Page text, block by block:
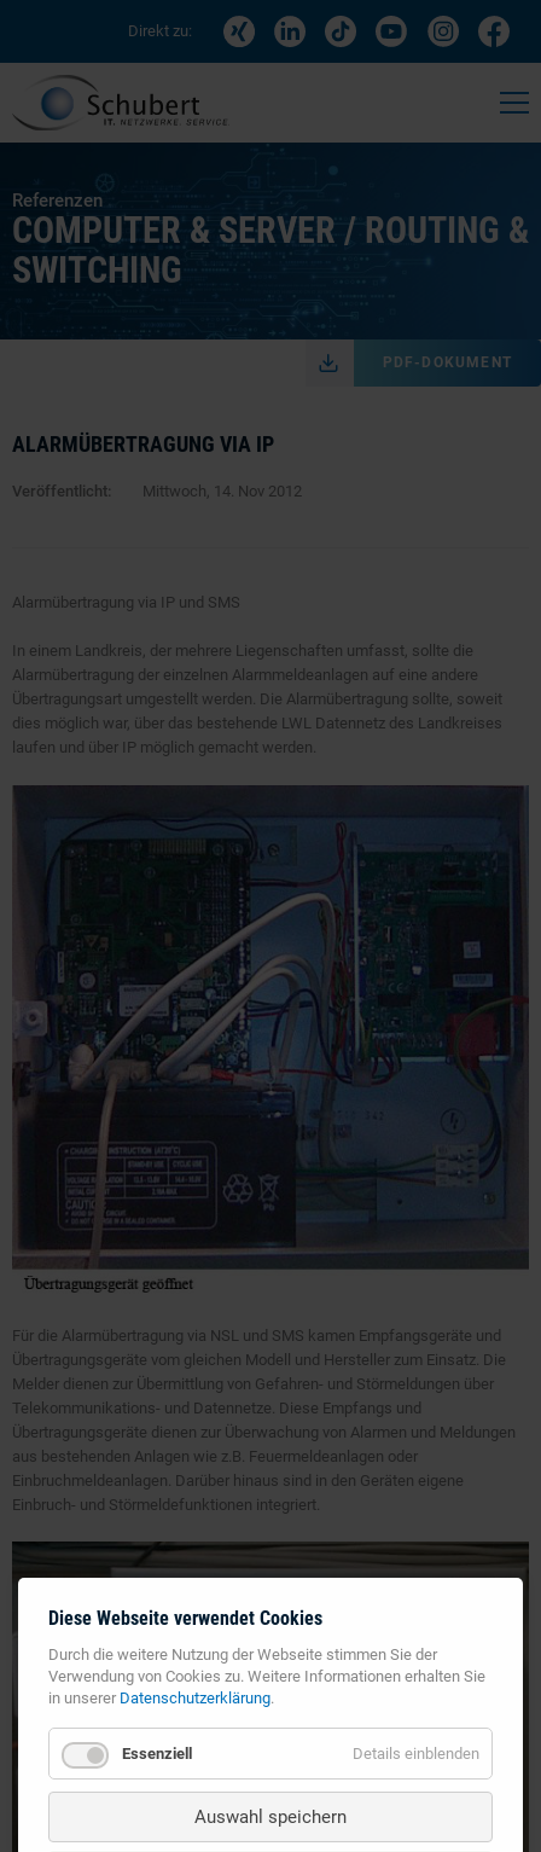
Direkt zu:
Referenzen
COMPUTER & SERVER / ROUTING &
SWITCHING
PDF-DOKUMENT
ALARMÜBERTRAGUNG VIA IP
Veröffentlicht: Mittwoch, 14. Nov 2012
Alarmübertragung via IP und SMS
In einem Landkreis, der mehrere Liegenschaften umfasst, sollte die
Alarmübertragung der einzelnen Alarmmeldeanlagen auf eine andere
Übertragungsart umgestellt werden. Die Alarmübertragung sollte, soweit
dies möglich war, über das bestehende LWL Datennetz des Landkreises
laufen und über IP möglich gemacht werden.
Für die Alarmübertragung via NSL und SMS kamen Empfangsgeräte und
Übertragungsgeräte vom gleichen Modell und Hersteller zum Einsatz. Die
Melder dienen zur Übermittlung von Gefahren- und Störmeldungen über
Telekommunikations- und Datennetze. Diese Empfangs und
Übertragungsgeräte dienen zur Überwachung von Alarmen und Meldungen
aus bestehenden Anlagen wie z.B. Feuermeldeanlagen oder
Einbruchmeldeanlagen. Darüber hinaus sind in den Geräten eigene
Einbruch- und Störmeldefunktionen integriert.
Diese Webseite verwendet Cookies
Durch die weitere Nutzung der Webseite stimmen Sie der
Verwendung von Cookies zu. Weitere Informationen erhalten Sie
in unserer Datenschutzerklärung.
Essenziell Details einblenden
Auswahl speichern